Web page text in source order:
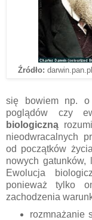
Źródło:
się bowiem np.
poglądów czy
biologiczną
nieodwracalnych
od początków
nowych gatunków,
Ewolucja
ponieważ tylko
zachodzenia
rozmnażanie